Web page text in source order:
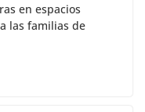
en espacios
las familias de